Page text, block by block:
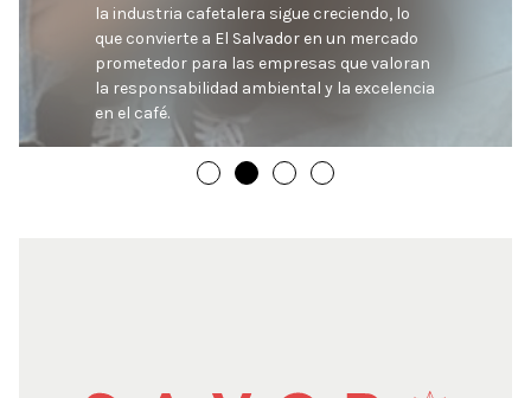
la industria cafetalera sigue creciendo, lo
que convierte a El Salvador en un mercado
prometedor para las empresas que valoran
la responsabilidad ambiental y la excelencia
en el café.